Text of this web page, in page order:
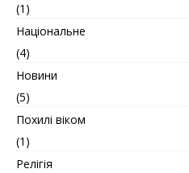
(1)
Національне
(4)
Новини
(5)
Похилі віком
(1)
Релігія